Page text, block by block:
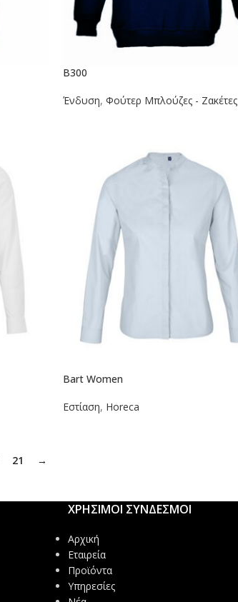
B300
Ένδυση, Φούτερ Μπλούζες - Ζακέτες
Bart Women
Εστίαση, Horeca
21 →
ΧΡΗΣΙΜΟΙ ΣΥΝΔΕΣΜΟΙ
Αρχική
Εταιρεία
Προϊόντα
Υπηρεσίες